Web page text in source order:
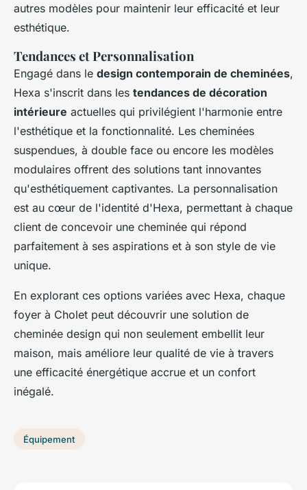
autres modèles pour maintenir leur efficacité et leur
esthétique.
Tendances et Personnalisation
Engagé dans le design contemporain de cheminées,
Hexa s'inscrit dans les tendances de décoration
intérieure actuelles qui privilégient l'harmonie entre
l'esthétique et la fonctionnalité. Les cheminées
suspendues, à double face ou encore les modèles
modulaires offrent des solutions tant innovantes
qu'esthétiquement captivantes. La personnalisation
est au cœur de l'identité d'Hexa, permettant à chaque
client de concevoir une cheminée qui répond
parfaitement à ses aspirations et à son style de vie
unique.
En explorant ces options variées avec Hexa, chaque
foyer à Cholet peut découvrir une solution de
cheminée design qui non seulement embellit leur
maison, mais améliore leur qualité de vie à travers
une efficacité énergétique accrue et un confort
inégalé.
Équipement